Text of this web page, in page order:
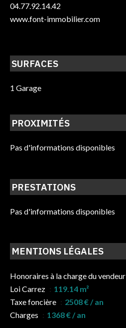
04.77.92.14.42
www.font-immobilier.com
SURFACES
1 Garage
PROXIMITÉS
Pas d'informations disponibles
PRESTATIONS
Pas d'informations disponibles
MENTIONS LÉGALES
Honoraires à la charge du vendeur
Loi Carrez
119.14 m²
Taxe foncière
2508 € / an
Charges
1368 € / an